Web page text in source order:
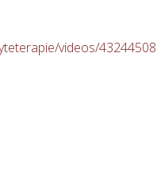
videos/